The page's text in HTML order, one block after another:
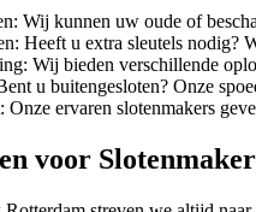
Wij kunnen uw oude of
Heeft u extra sleutels nodig?
Wij bieden verschillende
u buitengesloten? Onze
Onze ervaren slotenmakers
voor